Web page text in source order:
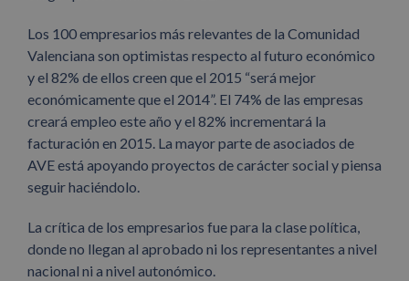
Los 100 empresarios más relevantes de la Comunidad
Valenciana son optimistas respecto al futuro económico
y el 82% de ellos creen que el 2015 “será mejor
económicamente que el 2014”. El 74% de las empresas
creará empleo este año y el 82% incrementará la
facturación en 2015. La mayor parte de asociados de
AVE está apoyando proyectos de carácter social y piensa
seguir haciéndolo.
La crítica de los empresarios fue para la clase política,
donde no llegan al aprobado ni los representantes a nivel
nacional ni a nivel autonómico.